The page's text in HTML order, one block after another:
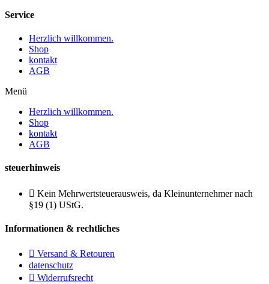
Service
Herzlich willkommen.
Shop
kontakt
AGB
Menü
Herzlich willkommen.
Shop
kontakt
AGB
steuerhinweis
Kein Mehrwertsteuerausweis, da Kleinunternehmer nach
§19 (1) UStG.
Informationen & rechtliches
Versand & Retouren
datenschutz
Widerrufsrecht